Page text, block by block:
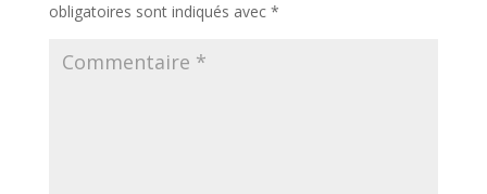
obligatoires sont indiqués avec *